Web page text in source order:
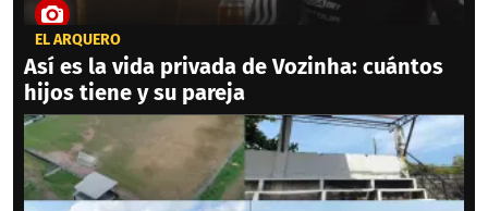
EL ARQUERO
Así es la vida privada de Vozinha: cuántos
hijos tiene y su pareja